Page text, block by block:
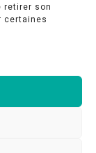
retirer son
certaines